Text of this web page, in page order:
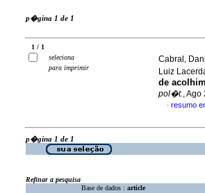
p�gina 1 de 1
1 / 1
seleciona
para imprimir
Cabral,
Luiz
de
pol�t., Ago
· resumo
p�gina 1 de 1
Refinar a pesquisa
Base de dados : article